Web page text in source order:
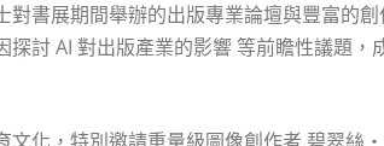
對書展期間舉辦的出版專業論壇與豐富的
探討 AI 對出版產業的影響 等前瞻性議題